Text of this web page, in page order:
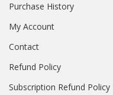
Purchase History
My Account
Contact
Refund Policy
Subscription Refund Policy